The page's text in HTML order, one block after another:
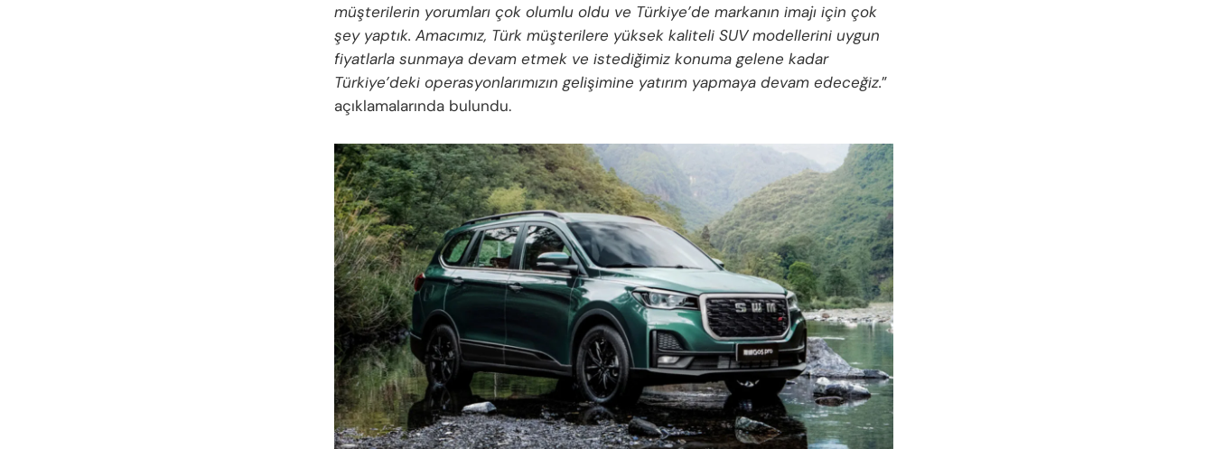
müşterilerin yorumları çok olumlu oldu ve Türkiye’de markanın imajı için çok
şey yaptık. Amacımız, Türk müşterilere yüksek kaliteli SUV modellerini uygun
fiyatlarla sunmaya devam etmek ve istediğimiz konuma gelene kadar
Türkiye’deki operasyonlarımızın gelişimine yatırım yapmaya devam edeceğiz.”
açıklamalarında bulundu.